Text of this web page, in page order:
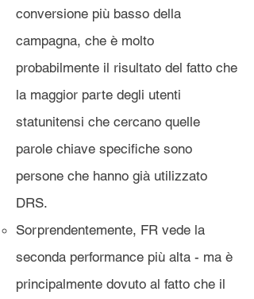
conversione più basso della
campagna, che è molto
probabilmente il risultato del fatto che
la maggior parte degli utenti
statunitensi che cercano quelle
parole chiave specifiche sono
persone che hanno già utilizzato
DRS.
Sorprendentemente, FR vede la
seconda performance più alta - ma è
principalmente dovuto al fatto che il